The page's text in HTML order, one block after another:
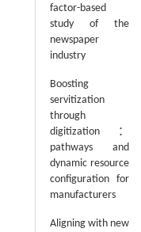
factor-based
study of the
newspaper
industry
Boosting
servitization
through
digitization：
pathways and
dynamic resource
configuration for
manufacturers
Aligning with new